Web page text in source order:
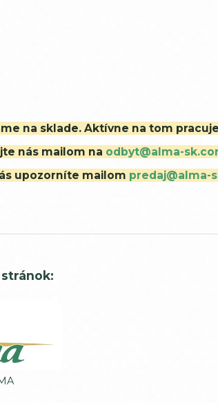
na sklade. Aktívne na tom
nás mailom na odbyt@alma-
upozorníte mailom predaj@alma-